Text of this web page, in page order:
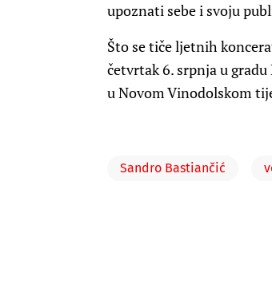
upoznati sebe i svoju
Što se tiče ljetnih
četvrtak 6. srpnja u
u Novom Vinodolskom
Sandro Bastiančić